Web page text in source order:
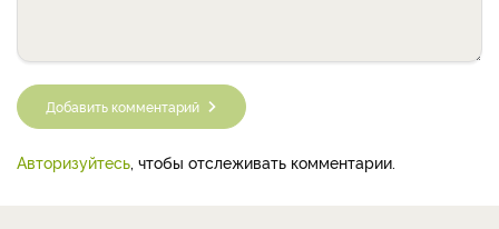
Добавить комментарий
Авторизуйтесь, чтобы отслеживать комментарии.